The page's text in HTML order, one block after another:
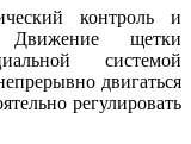
контроль и
Движение щетки
системой
двигаться
регулировать